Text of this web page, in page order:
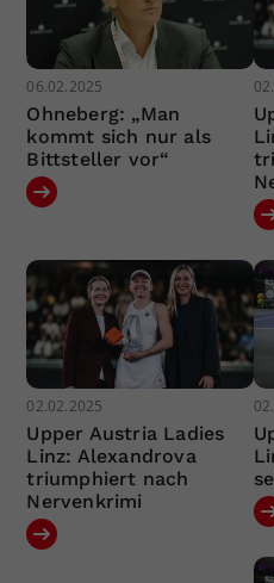
06.02.2025
Ohneberg: „Man
kommt sich nur als
Bittsteller vor“
02.02.2025
Upper Austria Ladies
Linz: Alexandrova
triumphiert nach
Nervenkrimi